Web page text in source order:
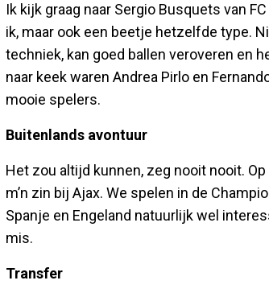
Ik kijk graag naar Sergio Busquets van
ik, maar ook een beetje hetzelfde type.
techniek, kan goed ballen veroveren en
naar keek waren Andrea Pirlo en
mooie spelers.
Buitenlands avontuur
Het zou altijd kunnen, zeg nooit nooit.
m’n zin bij Ajax. We spelen in de
Spanje en Engeland natuurlijk wel
mis.
Transfer